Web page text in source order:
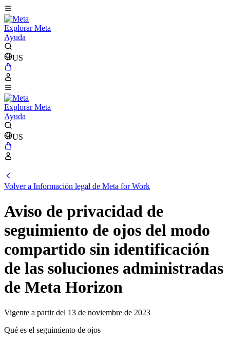
Explorar Meta
Ayuda
US
Explorar Meta
Ayuda
US
Volver a Información legal de Meta for Work
Aviso de privacidad de
seguimiento de ojos del modo
compartido sin identificación
de las soluciones administradas
de Meta Horizon
Vigente a partir del 13 de noviembre de 2023
Qué es el seguimiento de ojos